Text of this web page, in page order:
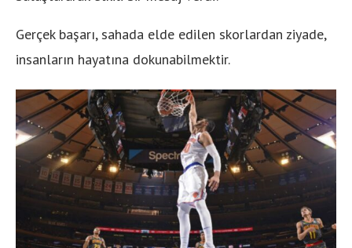
Gerçek başarı, sahada elde edilen skorlardan ziyade,
insanların hayatına dokunabilmektir.